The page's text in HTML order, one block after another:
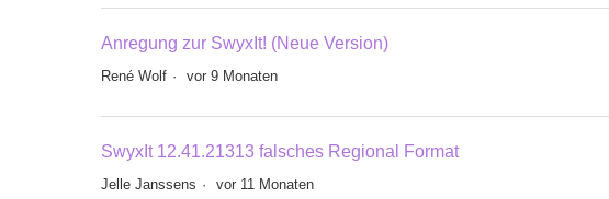
Anregung zur SwyxIt! (Neue Version)
René Wolf vor 9 Monaten
SwyxIt 12.41.21313 falsches Regional Format
Jelle Janssens vor 11 Monaten